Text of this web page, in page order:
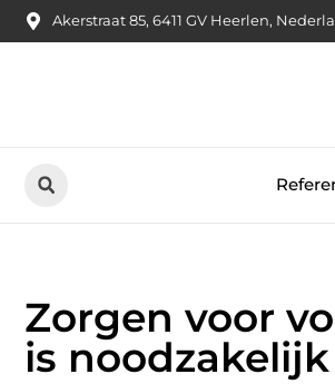
Akerstraat 85, 6411 GV Heerlen,
Zorgen voor
is noodzakelijk